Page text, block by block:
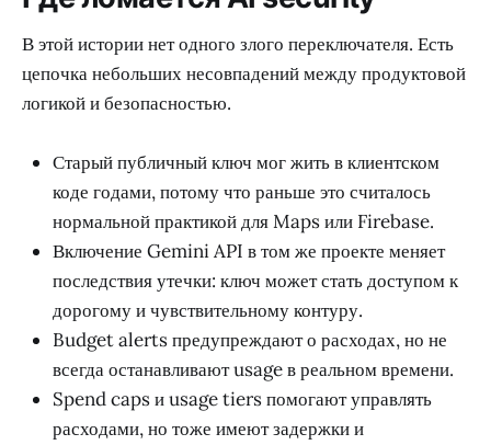
В этой истории нет одного злого переключателя. Есть
цепочка небольших несовпадений между продуктовой
логикой и безопасностью.
Старый публичный ключ мог жить в клиентском
коде годами, потому что раньше это считалось
нормальной практикой для Maps или Firebase.
Включение Gemini API в том же проекте меняет
последствия утечки: ключ может стать доступом к
дорогому и чувствительному контуру.
Budget alerts предупреждают о расходах, но не
всегда останавливают usage в реальном времени.
Spend caps и usage tiers помогают управлять
расходами, но тоже имеют задержки и